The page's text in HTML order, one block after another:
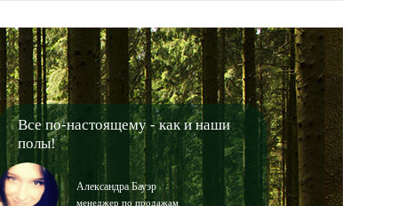
Все по-настоящему - как и наши
полы!
Александра Бауэр
менеджер по продажам